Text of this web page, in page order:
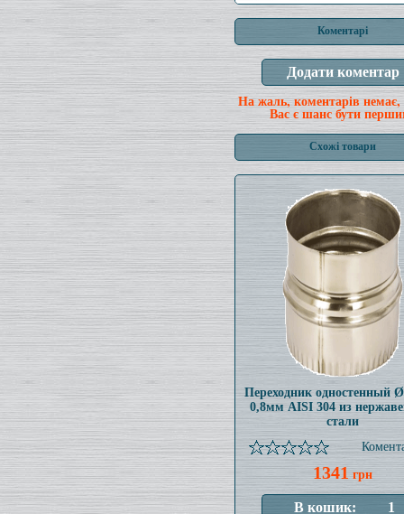
Коментарі
На жаль, коментарів немає,
Вас є шанс бути
Схожі товари
Переходник одностенный
0,8мм AISI 304 из
стали
1341грн